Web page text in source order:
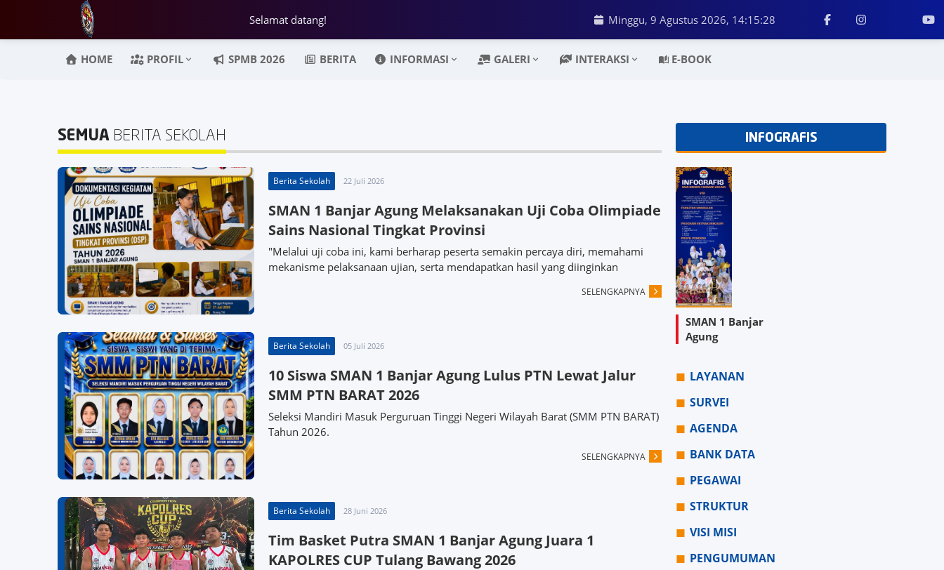
HOME PROFIL SPMB 2026 BERITA INFORMASI GALERI INTERAKSI E-BOOK
Selamat datang! Minggu, 9 Agustus 2026, 14:15:28
SEMUA BERITA SEKOLAH
Berita Sekolah 22 Juli 2026
SMAN 1 Banjar Agung Melaksanakan Uji Coba Olimpiade
Sains Nasional Tingkat Provinsi
"Melalui uji coba ini, kami berharap peserta semakin percaya diri, memahami
mekanisme pelaksanaan ujian, serta mendapatkan hasil yang diinginkan
SELENGKAPNYA
Berita Sekolah 05 Juli 2026
10 Siswa SMAN 1 Banjar Agung Lulus PTN Lewat Jalur
SMM PTN BARAT 2026
Seleksi Mandiri Masuk Perguruan Tinggi Negeri Wilayah Barat (SMM PTN BARAT)
Tahun 2026.
SELENGKAPNYA
Berita Sekolah 28 Juni 2026
Tim Basket Putra SMAN 1 Banjar Agung Juara 1
KAPOLRES CUP Tulang Bawang 2026
INFOGRAFIS
SMAN 1 Banjar
Agung
LAYANAN
SURVEI
AGENDA
BANK DATA
PEGAWAI
STRUKTUR
VISI MISI
PENGUMUMAN